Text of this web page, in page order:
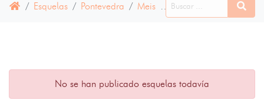
Esquelas Pontevedra Meis 16 ABRIL 2025
No se han publicado esquelas todavía